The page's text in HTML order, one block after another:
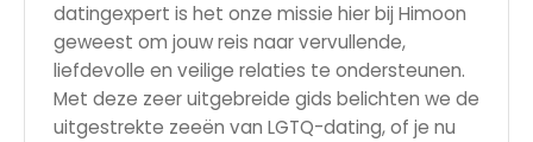
datingexpert is het onze missie hier bij Himoon
geweest om jouw reis naar vervullende,
liefdevolle en veilige relaties te ondersteunen.
Met deze zeer uitgebreide gids belichten we de
uitgestrekte zeeën van LGTQ-dating, of je nu